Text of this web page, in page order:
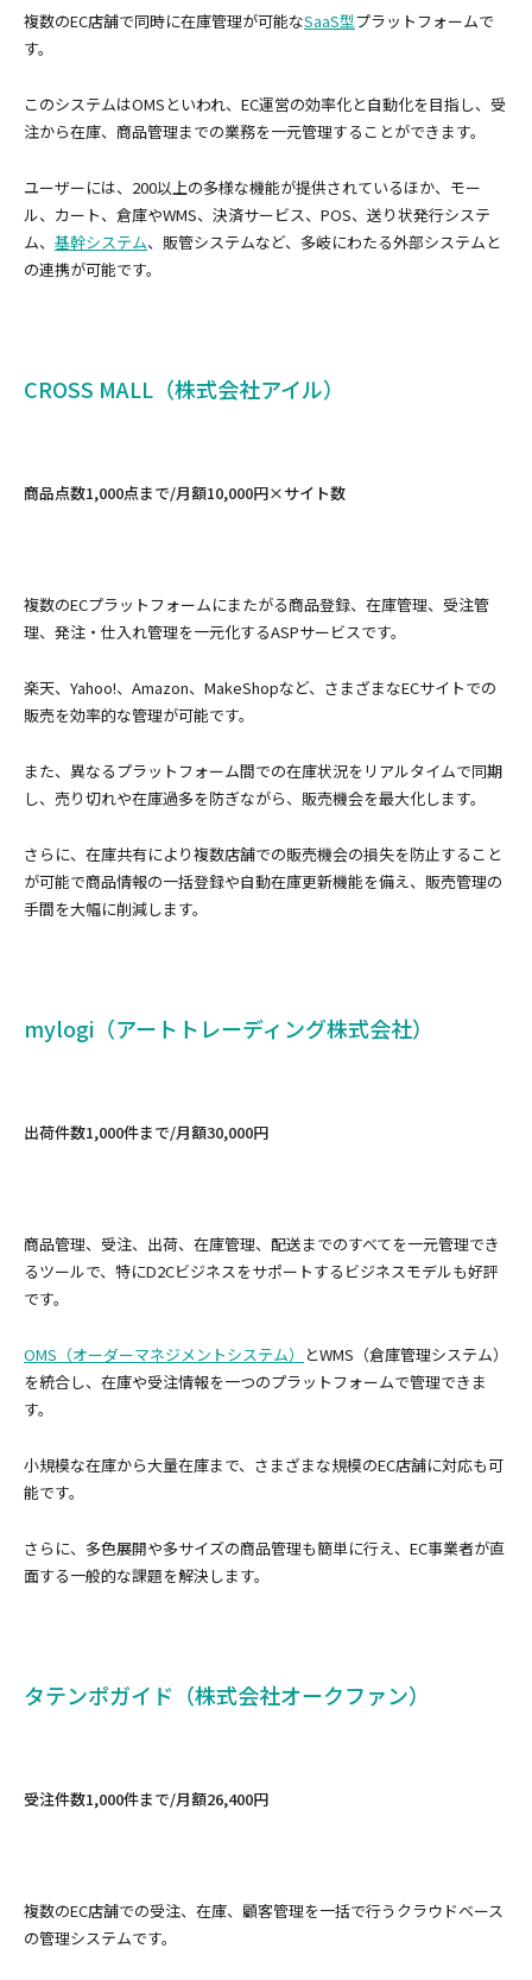
複数のEC店舗で同時に在庫管理が可能なSaaS型プラットフォームで
す。
このシステムはOMSといわれ、EC運営の効率化と自動化を目指し、受
注から在庫、商品管理までの業務を一元管理することができます。
ユーザーには、200以上の多様な機能が提供されているほか、モー
ル、カート、倉庫やWMS、決済サービス、POS、送り状発行システ
ム、 基幹システム、販管システムなど、多岐にわたる外部システムと
の連携が可能です。
CROSS MALL（株式会社アイル）
商品点数1,000点まで/月額10,000円×サイト数
複数のECプラットフォームにまたがる商品登録、在庫管理、受注管
理、発注・仕入れ管理を一元化するASPサービスです。
楽天、Yahoo!、Amazon、MakeShopなど、さまざまなECサイトでの
販売を効率的な管理が可能です。
また、異なるプラットフォーム間での在庫状況をリアルタイムで同期
し、売り切れや在庫過多を防ぎながら、販売機会を最大化します。
さらに、在庫共有により複数店舗での販売機会の損失を防止すること
が可能で商品情報の一括登録や自動在庫更新機能を備え、販売管理の
手間を大幅に削減します。
mylogi（アートトレーディング株式会社）
出荷件数1,000件まで/月額30,000円
商品管理、受注、出荷、在庫管理、配送までのすべてを一元管理でき
るツールで、特にD2Cビジネスをサポートするビジネスモデルも好評
です。
OMS（オーダーマネジメントシステム）
とWMS（倉庫管理システム）
を統合し、在庫や受注情報を一つのプラットフォームで管理できま
す。
小規模な在庫から大量在庫まで、さまざまな規模のEC店舗に対応も可
能です。
さらに、多色展開や多サイズの商品管理も簡単に行え、EC事業者が直
面する一般的な課題を解決します。
タテンポガイド（株式会社オークファン）
受注件数1,000件まで/月額26,400円
複数のEC店舗での受注、在庫、顧客管理を一括で行うクラウドベース
の管理システムです。